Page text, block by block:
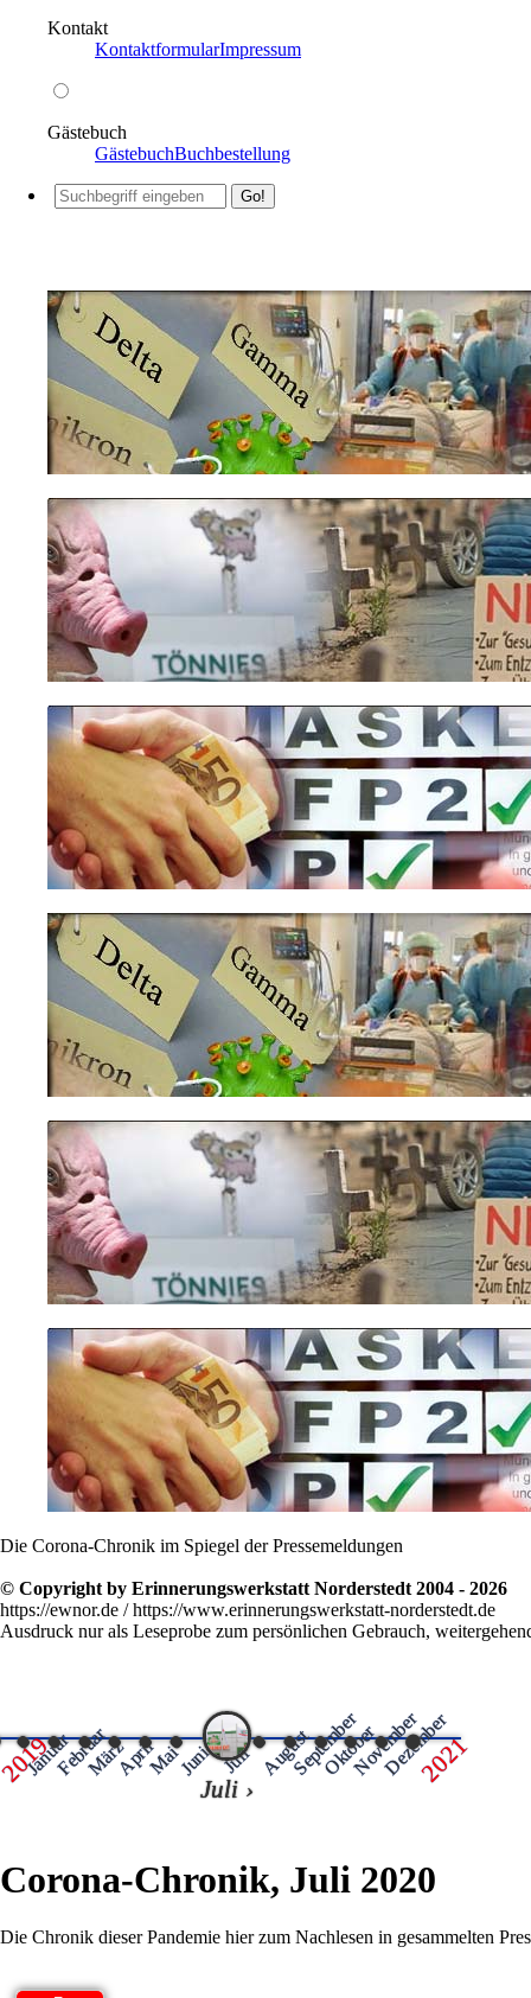
Kontakt
KontaktformularImpressum
Gästebuch
GästebuchBuchbestellung
Die Corona-Chronik im Spiegel der Pressemeldungen
© Copyright by Erinnerungswerkstatt Norderstedt 2004 - 2026
https://ewnor.de / https://www.erinnerungswerkstatt-norderstedt.de
Ausdruck nur als Leseprobe zum persönlichen Gebrauch,
JanuarFebruar
MärzAprilMaiJuni Juli
Juli
AugustSeptember
OktoberNovember
Dezember
2021
Corona-Chronik, Juli 2020
Die Chronik dieser Pandemie hier zum Nachlesen in gesammelten